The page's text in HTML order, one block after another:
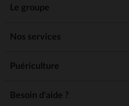
Le groupe
Nos services
Puériculture
Besoin d'aide ?